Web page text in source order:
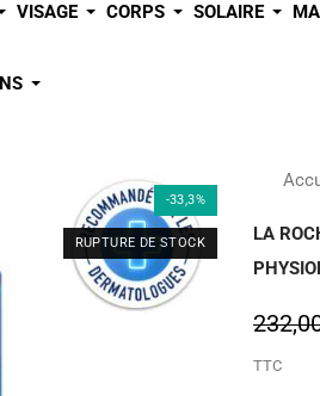
VISAGE CORPS SOLAIRE
-33,3%
RUPTURE DE STOCK
LA
TTC